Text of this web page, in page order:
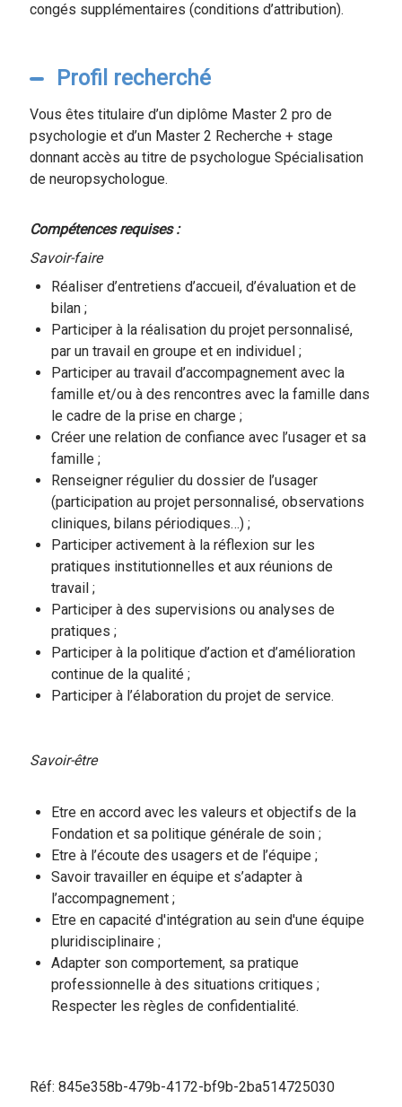
congés supplémentaires (conditions d’attribution).
Profil recherché
Vous êtes titulaire d’un diplôme Master 2 pro de
psychologie et d’un Master 2 Recherche + stage
donnant accès au titre de psychologue Spécialisation
de neuropsychologue.
Compétences requises :
Savoir-faire
Réaliser d’entretiens d’accueil, d’évaluation et de
bilan ;
Participer à la réalisation du projet personnalisé,
par un travail en groupe et en individuel ;
Participer au travail d’accompagnement avec la
famille et/ou à des rencontres avec la famille dans
le cadre de la prise en charge ;
Créer une relation de confiance avec l’usager et sa
famille ;
Renseigner régulier du dossier de l’usager
(participation au projet personnalisé, observations
cliniques, bilans périodiques…) ;
Participer activement à la réflexion sur les
pratiques institutionnelles et aux réunions de
travail ;
Participer à des supervisions ou analyses de
pratiques ;
Participer à la politique d’action et d’amélioration
continue de la qualité ;
Participer à l’élaboration du projet de service.
Savoir-être
Etre en accord avec les valeurs et objectifs de la
Fondation et sa politique générale de soin ;
Etre à l’écoute des usagers et de l’équipe ;
Savoir travailler en équipe et s’adapter à
l’accompagnement ;
Etre en capacité d'intégration au sein d'une équipe
pluridisciplinaire ;
Adapter son comportement, sa pratique
professionnelle à des situations critiques ;
Respecter les règles de confidentialité.
Réf: 845e358b-479b-4172-bf9b-2ba514725030